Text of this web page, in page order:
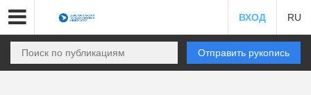
ВХОД RU
Отправить рукопись